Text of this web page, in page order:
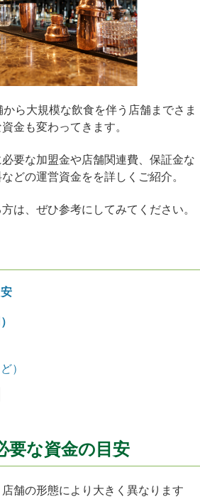
ら大規模な飲食を伴う店舗までさま
金も変わってきます。
要な加盟金や店舗関連費、保証金な
どの運営資金をを詳しくご紹介。
は、ぜひ参考にしてみてください。
）
要な資金の目安
舗の形態により大きく異なります